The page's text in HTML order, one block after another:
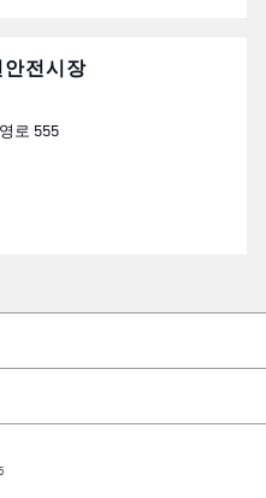
전시장
로 555